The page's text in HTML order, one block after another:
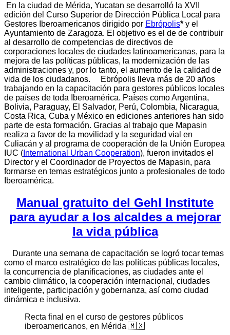
En la ciudad de Mérida, Yucatan se desarrolló la XVII
edición del Curso Superior de Dirección Pública Local para
Gestores Iberoamericanos dirigido por Ebrópolis* y el
Ayuntamiento de Zaragoza. El objetivo es el de de contribuir
al desarrollo de competencias de directivos de
corporaciones locales de ciudades latinoamericanas, para la
mejora de las políticas públicas, la modernización de las
administraciones y, por lo tanto, el aumento de la calidad de
vida de los ciudadanos.
Ebrópolis lleva más de 20 años
trabajando en la capacitación para gestores públicos locales
de países de toda Iberoamérica. Países como Argentina,
Bolivia, Paraguay, El Salvador, Perú, Colombia, Nicaragua,
Costa Rica, Cuba y México en ediciones anteriores han sido
parte de esta formación. Gracias al trabajo que Mapasin
realiza a favor de la movilidad y la seguridad vial en
Culiacán y al programa de cooperación de la Unión Europea
IUC ( International Urban Cooperation), fueron invitados el
Director y el Coordinador de Proyectos de Mapasin, para
formarse en temas estratégicos junto a profesionales de todo
Iberoamérica.
Manual gratuito del Gehl Institute
para ayudar a los alcaldes a mejorar
la vida pública
Durante una semana de capacitación se logró tocar temas
como el marco estratégico de las políticas públicas locales,
la concurrencia de planificaciones, as ciudades ante el
cambio climático, la cooperación internacional, ciudades
inteligente, participación y gobernanza, así como ciudad
dinámica e inclusiva.
Recta final en el curso de gestores públicos
iberoamericanos, en Mérida 🇲🇽